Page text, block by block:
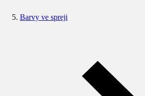
Barvy ve spreji